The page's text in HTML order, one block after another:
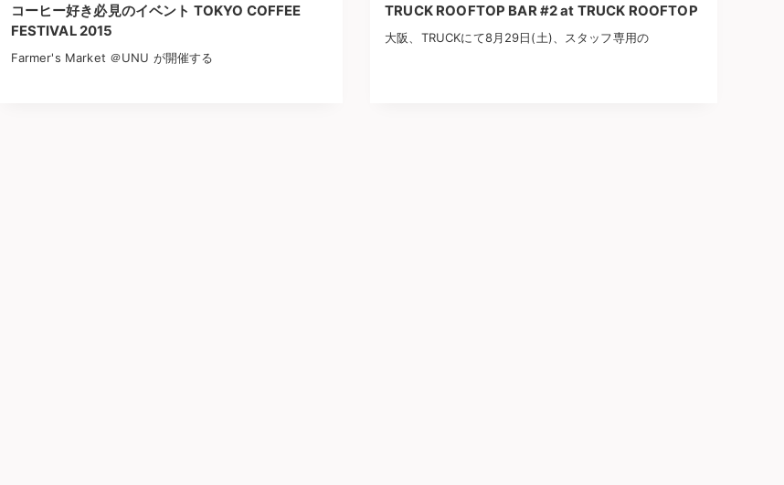
コーヒー好き必見のイベント TOKYO COFFEE
FESTIVAL 2015
Farmer's Market ＠UNU が開催する
TRUCK ROOFTOP BAR #2 at TRUCK ROOFTOP
大阪、TRUCKにて8月29日(土)、スタッフ専用の